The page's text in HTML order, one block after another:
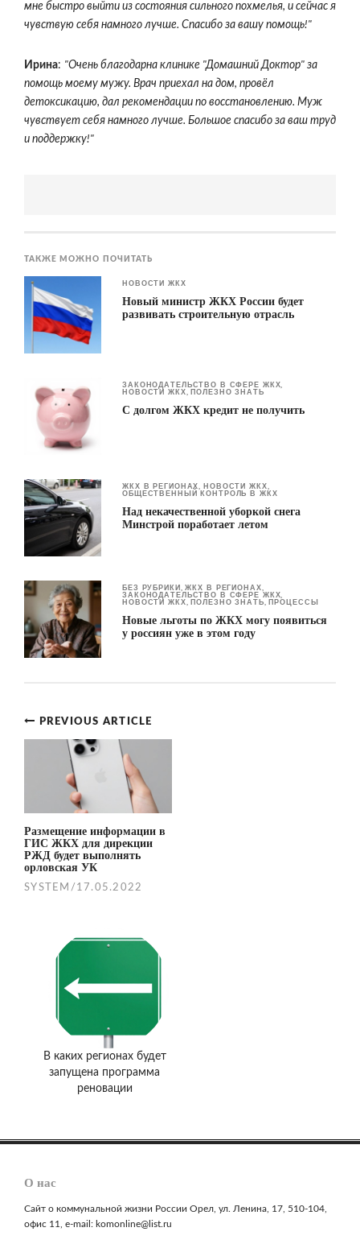
мне быстро выйти из состояния сильного похмелья, и сейчас я
чувствую себя намного лучше. Спасибо за вашу помощь!"
Ирина: "Очень благодарна клинике "Домашний Доктор" за
помощь моему мужу. Врач приехал на дом, провёл
детоксикацию, дал рекомендации по восстановлению. Муж
чувствует себя намного лучше. Большое спасибо за ваш труд
и поддержку!"
ТАКЖЕ МОЖНО ПОЧИТАТЬ
НОВОСТИ ЖКХ
Новый министр ЖКХ России будет
развивать строительную отрасль
ЗАКОНОДАТЕЛЬСТВО В СФЕРЕ ЖКХ,
НОВОСТИ ЖКХ, ПОЛЕЗНО ЗНАТЬ
С долгом ЖКХ кредит не получить
ЖКХ В РЕГИОНАХ, НОВОСТИ ЖКХ,
ОБЩЕСТВЕННЫЙ КОНТРОЛЬ В ЖКХ
Над некачественной уборкой снега
Минстрой поработает летом
БЕЗ РУБРИКИ ,ЖКХ В РЕГИОНАХ,
ЗАКОНОДАТЕЛЬСТВО В СФЕРЕ ЖКХ,
НОВОСТИ ЖКХ, ПОЛЕЗНО ЗНАТЬ, ПРОЦЕССЫ
Новые льготы по ЖКХ могу появиться
у россиян уже в этом году
Post
navigation
PREVIOUS ARTICLE
Размещение информации в
ГИС ЖКХ для дирекции
РЖД будет выполнять
орловская УК
SYSTEM / 17.05.2022
В каких регионах будет
запущена программа
реновации
О нас
Сайт о коммунальной жизни России Орел, ул. Ленина, 17, 510-104,
офис 11, e-mail: komonline@list.ru